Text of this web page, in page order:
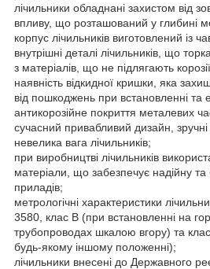
лічильники обладнані захистом від
впливу, що розташований у глибині
корпус лічильників виготовлений із
внутрішні деталі лічильників, що
з матеріалів, що не підлягають
наявність відкидної кришки, яка
від пошкоджень при встановленні та
антикорозійне покриття металевих
сучасний привабливий дизайн, зручні
невелика вага лічильників;
при виробництві лічильників
матеріали, що забезпечує надійну
приладів;
метрологічні характеристики
3580, клас В (при встановленні на
трубопроводах шкалою вгору) та
будь-якому іншому положенні);
лічильники внесені до Державного